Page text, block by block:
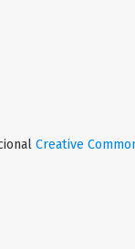
Creative